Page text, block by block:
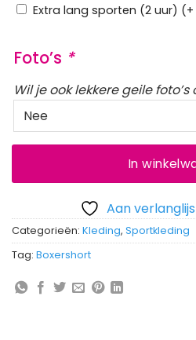
Extra lang sporten (2 uur) (+
Foto’s *
Wil je ook lekkere geile
In
Aan
Categorieën: Kleding, Sportkleding
Tag: Boxershort